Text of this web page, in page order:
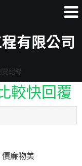
有限公司
覽紀錄
較快回覆
較快回覆
廉物美